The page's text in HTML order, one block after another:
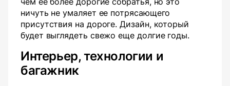
ничуть не умаляет ее потрясающего
присутствия на дороге. Дизайн, который
будет выглядеть свежо еще долгие годы.
Интерьер, технологии и
багажник